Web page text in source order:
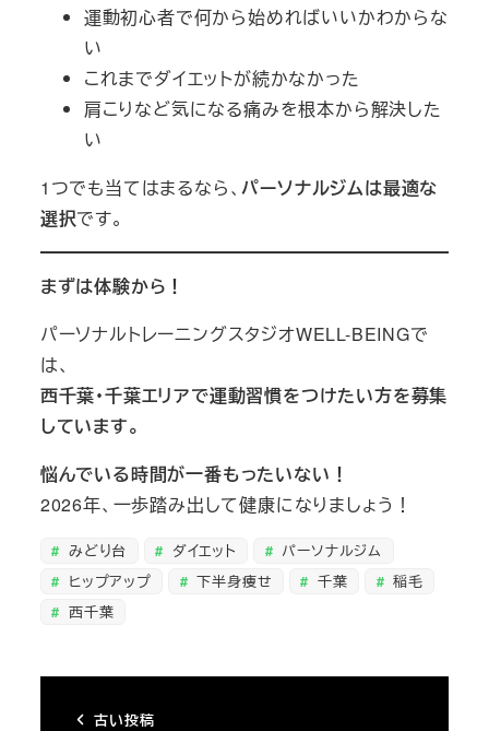
運動初心者で何から始めればいいかわからな
い
これまでダイエットが続かなかった
肩こりなど気になる痛みを根本から解決した
い
1つでも当てはまるなら、パーソナルジムは最適な
選択です。
まずは体験から！
パーソナルトレーニングスタジオWELL-BEINGで
は、
西千葉・千葉エリアで運動習慣をつけたい方を募集
しています。
悩んでいる時間が一番もったいない！
2026年、一歩踏み出して健康になりましょう！
みどり台 ダイエット
パーソナルジム
ヒップアップ
下半身痩せ 千葉
稲毛
西千葉
古い投稿